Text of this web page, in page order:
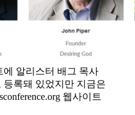
알리스터 배그 목사
등록돼 있었지만 지금은
웹사이트